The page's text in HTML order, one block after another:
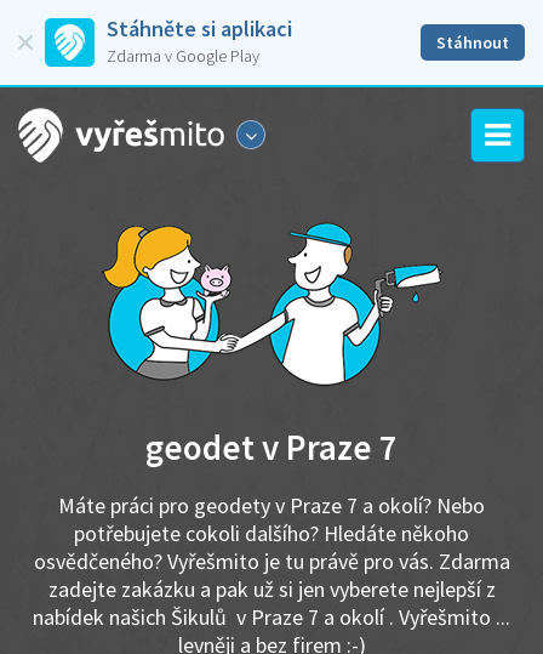
Stáhněte si aplikaci
Zdarma v Google Play
Stáhnout
geodet v Praze 7
Máte práci pro geodety v Praze 7 a okolí? Nebo
potřebujete cokoli dalšího? Hledáte někoho
osvědčeného? Vyřešmito je tu právě pro vás. Zdarma
zadejte zakázku a pak už si jen vyberete nejlepší z
nabídek našich Šikulů v Praze 7 a okolí . Vyřešmito ...
levněji a bez firem :-)